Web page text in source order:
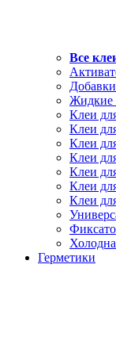
Все
Жидкие
Клеи
Клеи
Клеи
Клеи
Клеи
Клеи
Клеи
Герметики